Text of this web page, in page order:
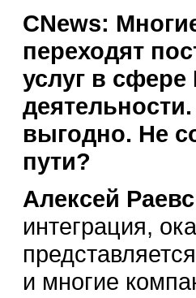
CNews:
переходят
услуг в сфере
выгодно. Не
пути?
Алексей
интеграция,
и многие